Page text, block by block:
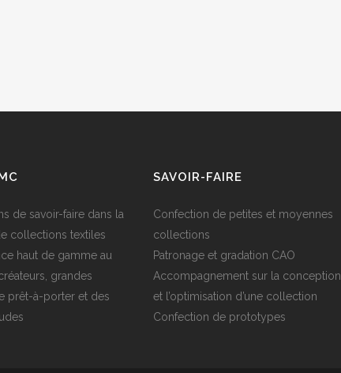
de savoir-faire dans la
collections textiles
haut de gamme au
grandes
prêt-à-porter et des
SAVOIR-FAIRE
Confection de petites et moyennes
collections
Patronage et gradation CAO
Accompagnement sur la conception
et l’optimisation d’une collection
Confection de prototypes